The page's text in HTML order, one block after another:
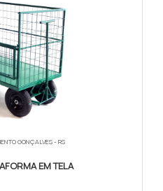
GONÇALVES - RS
EM TELA